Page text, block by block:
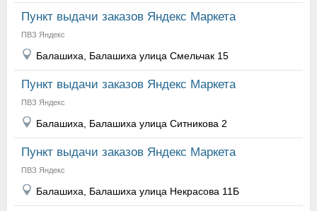
Пункт выдачи заказов Яндекс Маркета
ПВЗ Яндекс
Балашиха, Балашиха улица Смельчак 15
Пункт выдачи заказов Яндекс Маркета
ПВЗ Яндекс
Балашиха, Балашиха улица Ситникова 2
Пункт выдачи заказов Яндекс Маркета
ПВЗ Яндекс
Балашиха, Балашиха улица Некрасова 11Б